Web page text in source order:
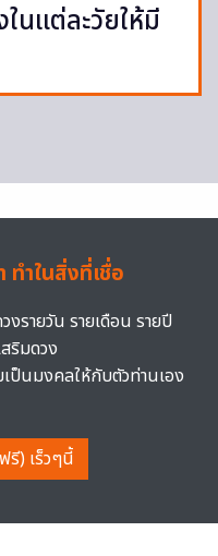
นแต่ละวัยให้มี
ทำในสิ่งที่เชื่อ
งรายวัน รายเดือน รายปี
ริมดวง
ป็นมงคลให้กับตัวท่านเอง
รี) เร็วๆนี้